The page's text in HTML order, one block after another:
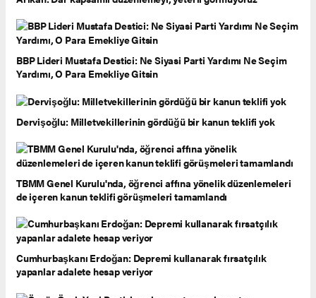
BBP Lideri Mustafa Destici: Ne Siyasi Parti Yardımı Ne Seçim
Yardımı, O Para Emekliye Gitsin
Dervişoğlu: Milletvekillerinin gördüğü bir kanun teklifi yok
TBMM Genel Kurulu'nda, öğrenci affına yönelik düzenlemeleri
de içeren kanun teklifi görüşmeleri tamamlandı
Cumhurbaşkanı Erdoğan: Depremi kullanarak fırsatçılık
yapanlar adalete hesap veriyor